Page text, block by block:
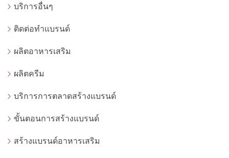
บริการอื่นๆ
ติดต่อทำแบรนด์
ผลิตอาหารเสริม
ผลิตครีม
บริการการตลาดสร้างแบรนด์
ขั้นตอนการสร้างแบรนด์
สร้างแบรนด์อาหารเสริม